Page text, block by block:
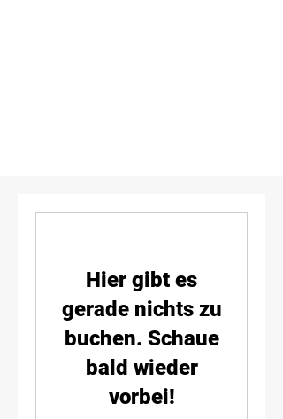
Hier gibt es
gerade nichts zu
buchen. Schaue
bald wieder
vorbei!